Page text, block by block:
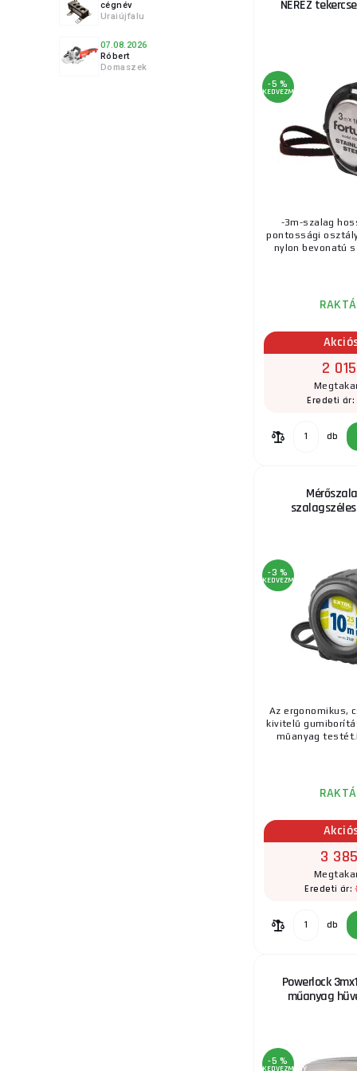
cégnév
Uraiújfalu
07.08.2026
Róbert
Domaszek
8.
9.
13.
16.
17.
NEREZ
-5 %
KEDVEZMÉNY
-3m-szalag
pontossági
nylon bevonatú
2
Eredeti ár:
db
-3 %
KEDVEZMÉNY
Az ergonomikus,
kivitelű
műanyag
3
Eredeti ár:
db
Powerlock
műanyag
-5 %
KEDVEZMÉNY